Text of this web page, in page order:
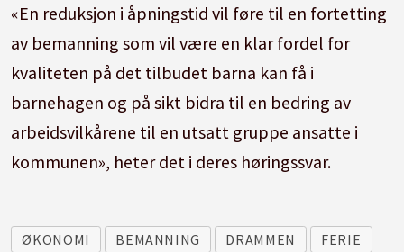
«En reduksjon i åpningstid vil føre til en fortetting
av bemanning som vil være en klar fordel for
kvaliteten på det tilbudet barna kan få i
barnehagen og på sikt bidra til en bedring av
arbeidsvilkårene til en utsatt gruppe ansatte i
kommunen», heter det i deres høringssvar.
ØKONOMI BEMANNING DRAMMEN
FERIE